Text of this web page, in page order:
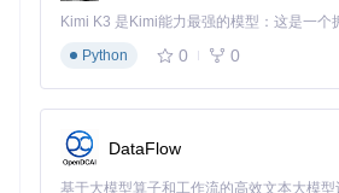
备份重要数据至外部存储设备
在菜单中通过数字键选择所需功能
仔细阅读每步提示，确认无误后按
Python
0 0
DataFlow
基于大模型算子和工作流的高效文本大模